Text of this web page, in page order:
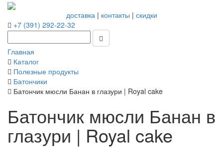
доставка| контакты | скидки
+7 (391) 292-22-32
Главная
Каталог
Полезные продукты
Батончики
Батончик мюсли Банан в глазури | Royal cake
Батончик мюсли Банан в
глазури | Royal cake